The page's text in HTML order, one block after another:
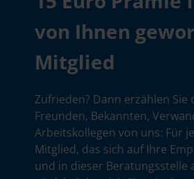
von Ihnen
Mitglied
Zufrieden? Dann erzählen Sie
Freunden, Bekannten,
Arbeitskollegen von uns: Für
Mitglied, das sich auf Ihre
und in dieser Beratungsstelle